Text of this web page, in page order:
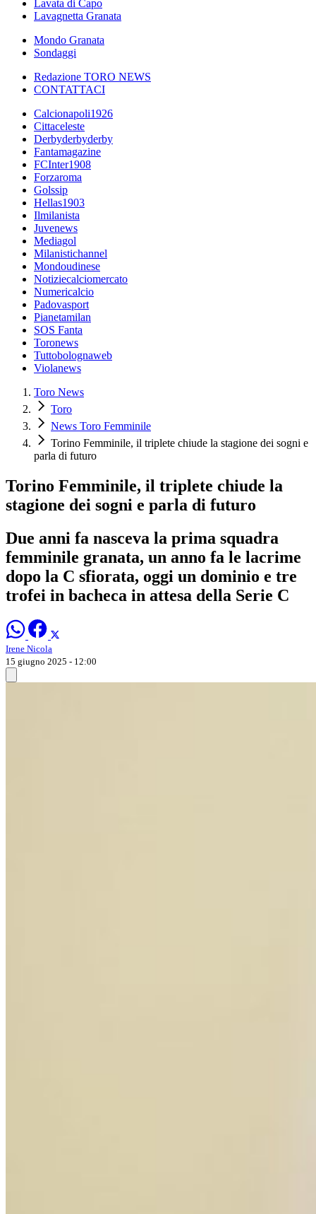
Lavata di Capo
Lavagnetta Granata
Mondo Granata
Sondaggi
Redazione TORO NEWS
CONTATTACI
Calcionapoli1926
Cittaceleste
Derbyderbyderby
Fantamagazine
FCInter1908
Forzaroma
Golssip
Hellas1903
Ilmilanista
Juvenews
Mediagol
Milanistichannel
Mondoudinese
Notiziecalciomercato
Numericalcio
Padovasport
Pianetamilan
SOS Fanta
Toronews
Tuttobolognaweb
Violanews
Toro News
Toro
News Toro Femminile
Torino Femminile, il triplete chiude la stagione dei sogni e
parla di futuro
Torino Femminile, il triplete chiude la
stagione dei sogni e parla di futuro
Due anni fa nasceva la prima squadra
femminile granata, un anno fa le lacrime
dopo la C sfiorata, oggi un dominio e tre
trofei in bacheca in attesa della Serie C
Irene Nicola
15 giugno 2025 - 12:00